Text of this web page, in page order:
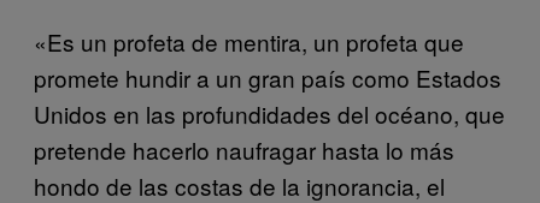
«Es un profeta de mentira, un profeta que
promete hundir a un gran país como Estados
Unidos en las profundidades del océano, que
pretende hacerlo naufragar hasta lo más
hondo de las costas de la ignorancia, el